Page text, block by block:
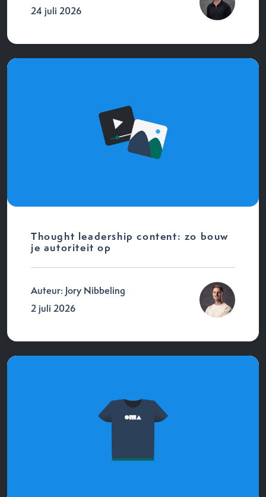
24 juli 2026
Thought leadership content: zo bouw
je autoriteit op
Auteur: Jory Nibbeling
2 juli 2026